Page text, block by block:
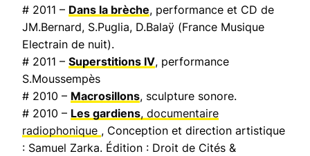
# 2011 – Dans la brèche, performance et CD de
JM.Bernard, S.Puglia, D.Balaÿ (France Musique
Electrain de nuit).
# 2011 – Superstitions IV, performance
S.Moussempès
# 2010 – Macrosillons, sculpture sonore.
# 2010 – Les gardiens, documentaire
radiophonique , Conception et direction artistique
: Samuel Zarka. Édition : Droit de Cités &